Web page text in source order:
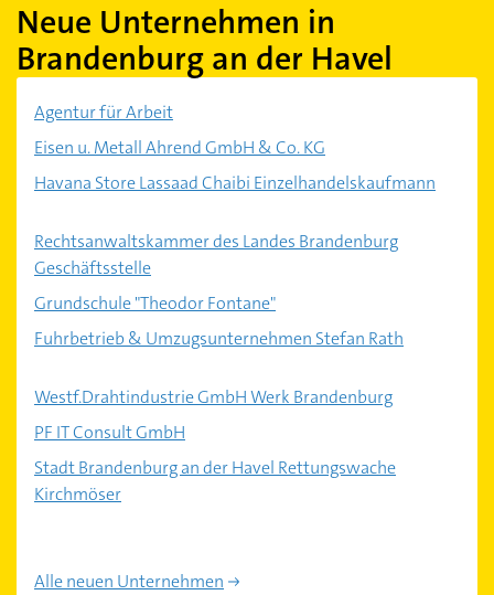
Neue Unternehmen in
Brandenburg an der Havel
Agentur für Arbeit
Eisen u. Metall Ahrend GmbH & Co. KG
Havana Store Lassaad Chaibi Einzelhandelskaufmann
Rechtsanwaltskammer des Landes Brandenburg
Geschäftsstelle
Grundschule "Theodor Fontane"
Fuhrbetrieb & Umzugsunternehmen Stefan Rath
Westf.Drahtindustrie GmbH Werk Brandenburg
PF IT Consult GmbH
Stadt Brandenburg an der Havel Rettungswache
Kirchmöser
Alle neuen Unternehmen